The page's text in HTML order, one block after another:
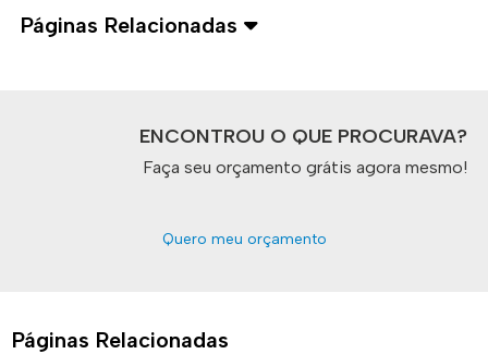
Páginas Relacionadas
ENCONTROU O QUE PROCURAVA?
Faça seu orçamento grátis agora mesmo!
Quero meu orçamento
Páginas Relacionadas